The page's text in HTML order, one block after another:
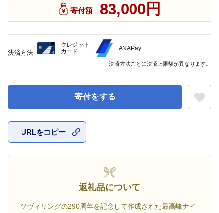
寄付額 83,000円
寄付をする
URLをコピー
返礼品について
ツヴィリングの290周年を記念して作成された最高峰ナイ
決済方法
クレジット
カード
ANA Pay
決済方法ごとに決済上限額が異なります。